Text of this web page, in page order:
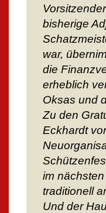
bisherige
war,
die
erheblich
Oksas und
Zu den
Eckhardt
im
traditionell
Und der